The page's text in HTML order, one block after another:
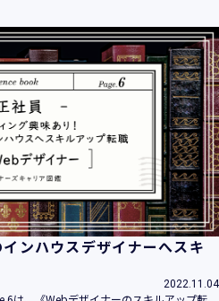
ンハウスデザイナーへスキ
2022.11.04